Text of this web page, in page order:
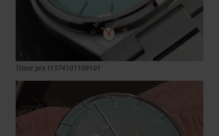
Tissot prx t1374101109101